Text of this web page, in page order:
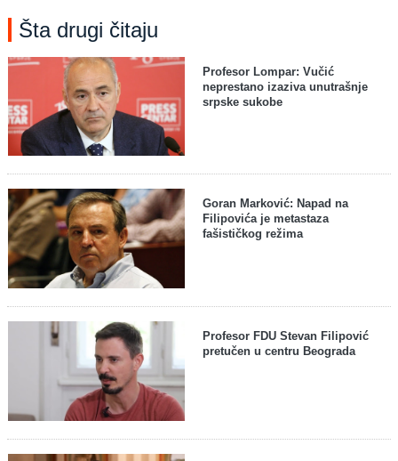
Šta drugi čitaju
Profesor Lompar: Vučić
neprestano izaziva unutrašnje
srpske sukobe
Goran Marković: Napad na
Filipovića je metastaza
fašističkog režima
Profesor FDU Stevan Filipović
pretučen u centru Beograda